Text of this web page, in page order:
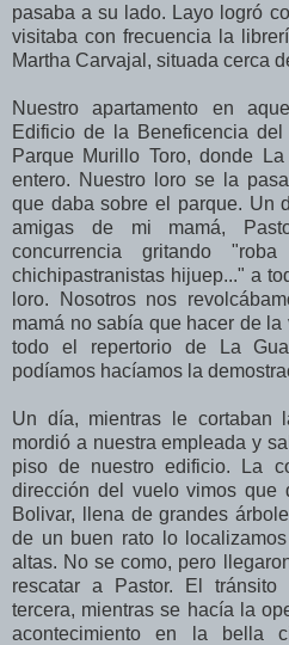
pasaba a su lado. Layo logró
visitaba con frecuencia la
Martha Carvajal, situada cerca
Nuestro apartamento en
Edificio de la Beneficencia
Parque Murillo Toro, donde
entero. Nuestro loro se la
que daba sobre el parque. Un
amigas de mi mamá,
concurrencia gritando
chichipastranistas hijuep..." a
loro. Nosotros nos
mamá no sabía que hacer de
todo el repertorio de La
podíamos hacíamos la
Un día, mientras le cortaban
mordió a nuestra empleada y
piso de nuestro edificio. La
dirección del vuelo vimos
Bolivar, llena de grandes
de un buen rato lo
altas. No se como, pero
rescatar a Pastor. El
tercera, mientras se hacía la
acontecimiento en la bella